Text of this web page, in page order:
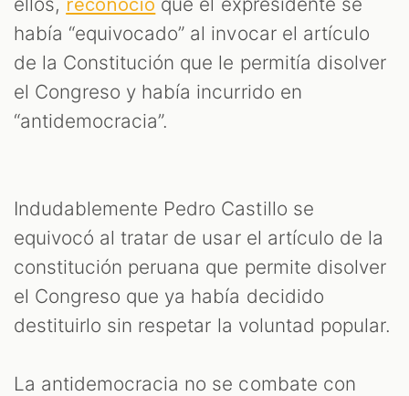
reconoció
había “equivocado” al invocar el artículo
de la Constitución que le permitía disolver
el Congreso y había incurrido en
“antidemocracia”.
Indudablemente Pedro Castillo se
equivocó al tratar de usar el artículo de la
constitución peruana que permite disolver
el Congreso que ya había decidido
destituirlo sin respetar la voluntad popular.
La antidemocracia no se combate con